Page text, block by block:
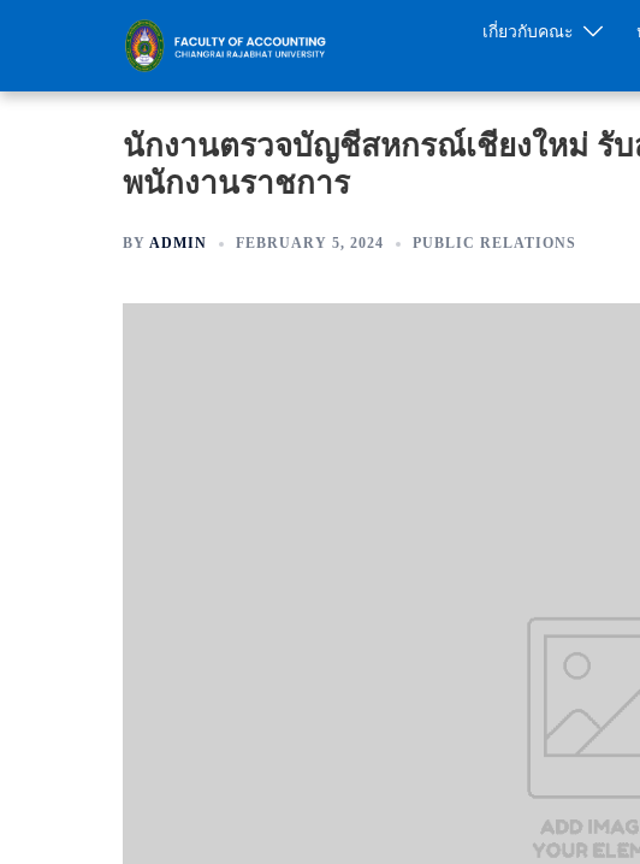
เกี่ยวกับคณะ
นักงานตรวจบัญชีสหกรณ์เชียงใหม่ รับ
พนักงานราชการ
BY ADMIN FEBRUARY 5, 2024 PUBLIC RELATIONS